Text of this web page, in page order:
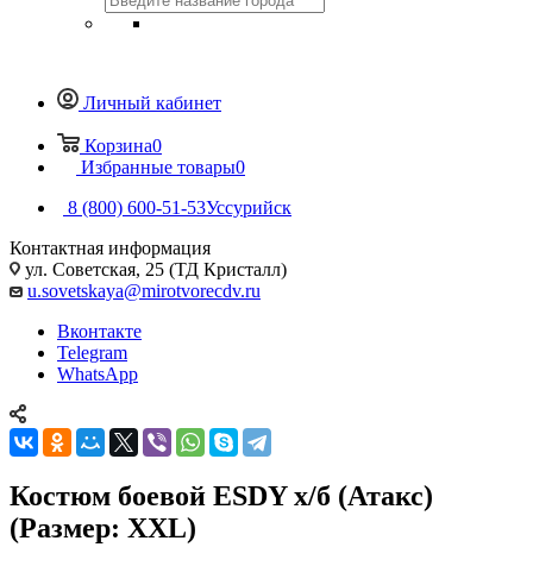
Личный кабинет
Корзина0
Избранные товары0
8 (800) 600-51-53Уссурийск
Контактная информация
ул. Советская, 25 (ТД Кристалл)
u.sovetskaya@mirotvorecdv.ru
Вконтакте
Telegram
WhatsApp
Костюм боевой ESDY х/б (Атакс)
(Размер: XXL)